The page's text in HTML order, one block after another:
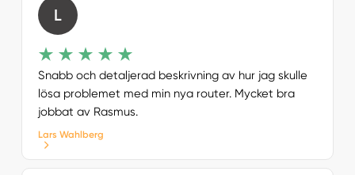
L
Snabb och detaljerad beskrivning av hur jag skulle
lösa problemet med min nya router. Mycket bra
jobbat av Rasmus.
Lars Wahlberg